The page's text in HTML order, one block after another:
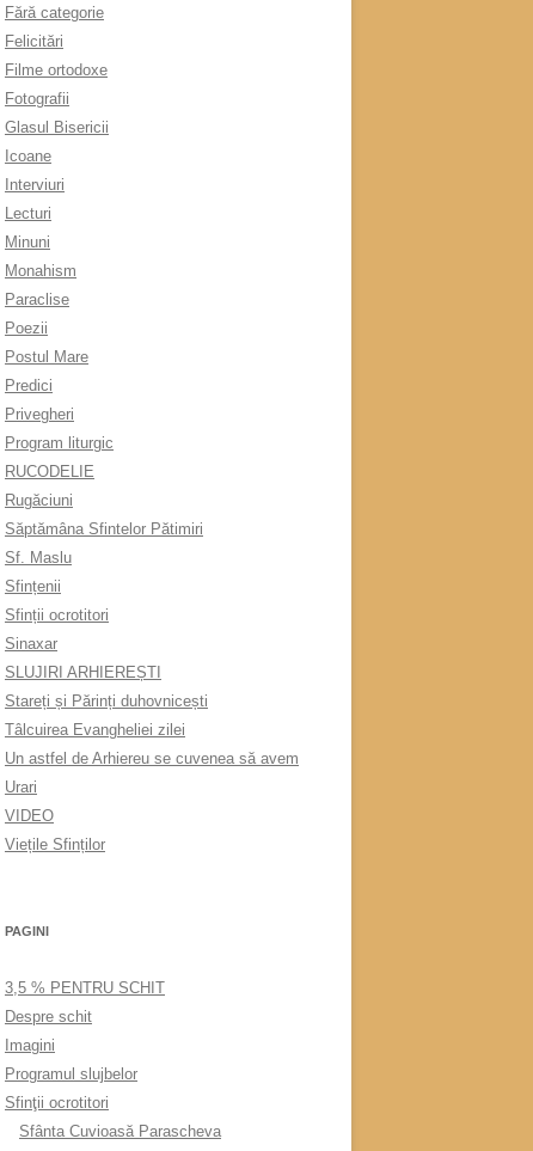
Fără categorie
Felicitări
Filme ortodoxe
Fotografii
Glasul Bisericii
Icoane
Interviuri
Lecturi
Minuni
Monahism
Paraclise
Poezii
Postul Mare
Predici
Privegheri
Program liturgic
RUCODELIE
Rugăciuni
Săptămâna Sfintelor Pătimiri
Sf. Maslu
Sfințenii
Sfinții ocrotitori
Sinaxar
SLUJIRI ARHIEREȘTI
Stareți și Părinți duhovnicești
Tâlcuirea Evangheliei zilei
Un astfel de Arhiereu se cuvenea să avem
Urari
VIDEO
Viețile Sfinților
PAGINI
3,5 % PENTRU SCHIT
Despre schit
Imagini
Programul slujbelor
Sfinţii ocrotitori
Sfânta Cuvioasă Parascheva